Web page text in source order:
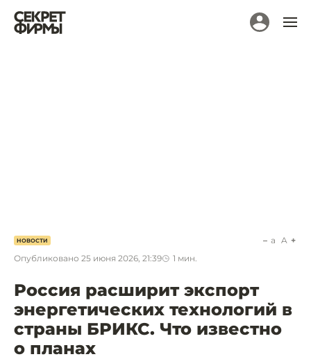
НОВОСТИ
Опубликовано 25 июня 2026, 21:39 1 мин.
a A
Россия расширит экспорт
энергетических технологий в
страны БРИКС. Что известно
о планах